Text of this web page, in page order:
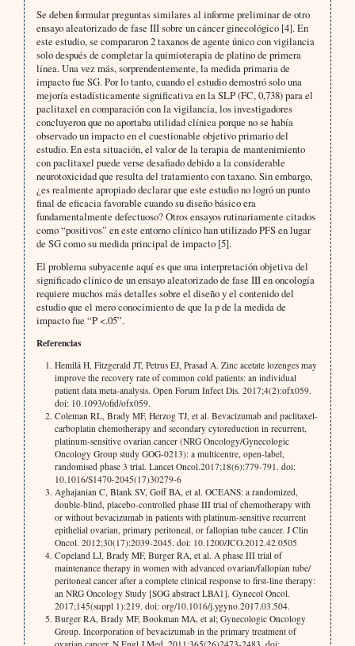
Se deben formular preguntas similares al informe preliminar de otro
ensayo aleatorizado de fase III sobre un cáncer ginecológico [4]. En
este estudio, se compararon 2 taxanos de agente único con vigilancia
solo después de completar la quimioterapia de platino de primera
línea. Una vez más, sorprendentemente, la medida primaria de
impacto fue SG. Por lo tanto, cuando el estudio demostró solo una
mejoría estadísticamente significativa en la SLP (FC, 0,738) para el
paclitaxel en comparación con la vigilancia, los investigadores
concluyeron que no aportaba utilidad clínica porque no se había
observado un impacto en el cuestionable objetivo primario del
estudio. En esta situación, el valor de la terapia de mantenimiento
con paclitaxel puede verse desafiado debido a la considerable
neurotoxicidad que resulta del tratamiento con taxano. Sin embargo,
¿es realmente apropiado declarar que este estudio no logró un punto
final de eficacia favorable cuando su diseño básico era
fundamentalmente defectuoso? Otros ensayos rutinariamente citados
como “positivos” en este entorno clínico han utilizado PFS en lugar
de SG como su medida principal de impacto [5].
El problema subyacente aquí es que una interpretación objetiva del
significado clínico de un ensayo aleatorizado de fase III en oncología
requiere muchos más detalles sobre el diseño y el contenido del
estudio que el mero conocimiento de que la p de la medida de
impacto fue “P <.05”.
Referencias
Hemilä H, Fitzgerald JT, Petrus EJ, Prasad A. Zinc acetate lozenges may
improve the recovery rate of common cold patients: an individual
patient data meta-analysis. Open Forum Infect Dis. 2017;4(2):ofx059.
doi: 10.1093/ofid/ofx059.
Coleman RL, Brady MF, Herzog TJ, et al. Bevacizumab and paclitaxel-
carboplatin chemotherapy and secondary cytoreduction in recurrent,
platinum-sensitive ovarian cancer (NRG Oncology/Gynecologic
Oncology Group study GOG-0213): a multicentre, open-label,
randomised phase 3 trial. Lancet Oncol.2017;18(6):779-791. doi:
10.1016/S1470-2045(17)30279-6
Aghajanian C, Blank SV, Goff BA, et al. OCEANS: a randomized,
double-blind, placebo-controlled phase III trial of chemotherapy with
or without bevacizumab in patients with platinum-sensitive recurrent
epithelial ovarian, primary peritoneal, or fallopian tube cancer. J Clin
Oncol. 2012;30(17):2039-2045. doi: 10.1200/JCO.2012.42.0505
Copeland LJ, Brady MF, Burger RA, et al. A phase III trial of
maintenance therapy in women with advanced ovarian/fallopian tube/
peritoneal cancer after a complete clinical response to first-line therapy:
an NRG Oncology Study [SOG abstract LBA1]. Gynecol Oncol.
2017;145(suppl 1):219. doi: org/10.1016/j.ygyno.2017.03.504.
Burger RA, Brady MF, Bookman MA, et al; Gynecologic Oncology
Group. Incorporation of bevacizumab in the primary treatment of